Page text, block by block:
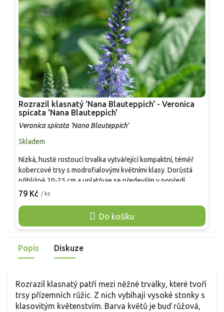
Rozrazil klasnatý 'Nana Blauteppich' - Veronica
spicata 'Nana Blauteppich'
Veronica spicata 'Nana Blauteppich'
Skladem
79 Kč / ks
Do košíku
Nízká, hustě rostoucí trvalka vytvářející kompaktní, téměř
kobercové trsy s modrofialovými květními klasy. Dorůstá
přibližně 20-25 cm a uplatňuje se především v popředí
trvalkových záhonů, ve skalkách, na okrajích cest i ve
července a zachovává úhledný tvar po celou sezónu. Oproti
vyšším kultivarům vyniká nízkým růstem, dobrou odolností
Popis Diskuze
Rozrazil klasnatý patří mezi něžné trvalky, které tvoří
trsy přízemních růžic. Z nich vybíhají vysoké stonky s
klasovitým květenstvím. Barva květů je buď růžová,